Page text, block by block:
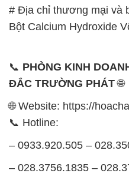
# Địa chỉ thương mại và
Bột Calcium Hydroxide
📞 PHÒNG KINH
ĐẮC TRƯỜNG PHÁT🌐
🌐 Website: https://
📞 Hotline:
– 0933.920.505 –
– 028.3756.1835 –